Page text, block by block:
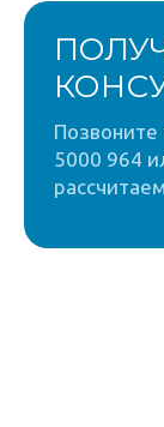
Позвоните
5000 964